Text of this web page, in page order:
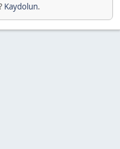
Kaydolun.